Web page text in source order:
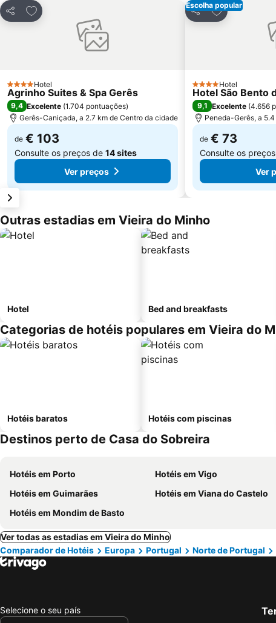
Partilhar
Adicionar aos favoritos
4 Estrelas
Hotel
Agrinho Suites & Spa Gerês
9,4 Excelente (1.704 pontuações)
Gerês-Caniçada, a 2.7 km de Centro da cidade
de € 103
Consulte os preços de 14 sites
Ver preços
Escolha popular
Partilhar
Adicionar aos
4 Estrelas
Hotel
Hotel São Bento
9,1 Excelente (4.656
Peneda-Gerês, a
de € 73
Consulte os
Ver
Outras estadias em Vieira do Minho
Hotel Bed and breakfasts
Categorias de hotéis populares em Vieira do
Hotéis baratos Hotéis com piscinas
Destinos perto de Casa do Sobreira
Hotéis em Porto Hotéis em Vigo
Hotéis em Guimarães
Hotéis em Viana do Castelo
Hotéis em Mondim de Basto
Ver todas as estadias em Vieira do Minho
Comparador de Hotéis
Europa Portugal Norte de Portugal
Selecione o seu país